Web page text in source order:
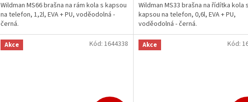
Wildman MS66 brašna na rám kola s kapsou
na telefon, 1,2l, EVA + PU, voděodolná -
černá.
Wildman MS33 brašna na řídítka kola s
kapsou na telefon, 0,6l, EVA + PU,
voděodolná - černá.
Akce Kód: 1644338 Akce Kód: